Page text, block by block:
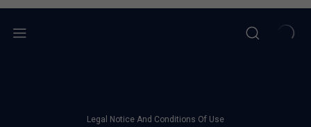
Legal Notice And Conditions Of Use